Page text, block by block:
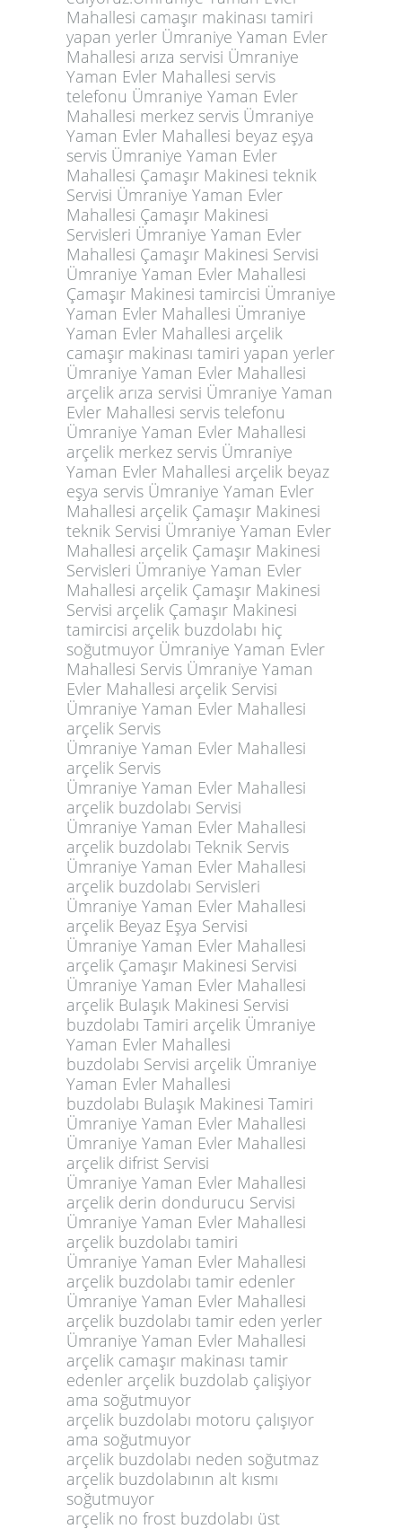
Ümraniye Yaman Evler Mahallesi
arçelik Servis
Ümraniye Yaman Evler Mahallesi
arçelik buzdolabı Servisi
Ümraniye Yaman Evler Mahallesi
arçelik buzdolabı Teknik Servis
Ümraniye Yaman Evler Mahallesi
arçelik buzdolabı Servisleri
Ümraniye Yaman Evler Mahallesi
arçelik Beyaz Eşya Servisi
Ümraniye Yaman Evler Mahallesi
arçelik Çamaşır Makinesi Servisi
Ümraniye Yaman Evler Mahallesi
arçelik Bulaşık Makinesi Servisi
buzdolabı Tamiri arçelik Ümraniye
Yaman Evler Mahallesi
buzdolabı Servisi arçelik Ümraniye
Yaman Evler Mahallesi
buzdolabı Bulaşık Makinesi Tamiri
Ümraniye Yaman Evler Mahallesi
Ümraniye Yaman Evler Mahallesi
arçelik difrist Servisi
Ümraniye Yaman Evler Mahallesi
arçelik derin dondurucu Servisi
Ümraniye Yaman Evler Mahallesi
arçelik buzdolabı tamiri
Ümraniye Yaman Evler Mahallesi
arçelik buzdolabı tamir edenler
Ümraniye Yaman Evler Mahallesi
arçelik buzdolabı tamir eden yerler
Ümraniye Yaman Evler Mahallesi
arçelik camaşır makinası tamir
edenler arçelik buzdolab çalişiyor
ama soğutmuyor
arçelik buzdolabı motoru çalışıyor
ama soğutmuyor
arçelik buzdolabı neden soğutmaz
arçelik buzdolabının alt kısmı
soğutmuyor
arçelik no frost buzdolabı üst